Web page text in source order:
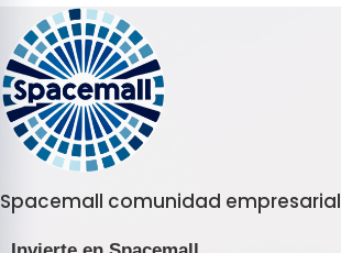
Spacemall comunidad empresarial